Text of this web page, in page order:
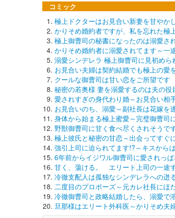
コミック
極上ドクターはお見合い新妻を甘やか
かりそめ婚約者ですが、私を忘れた極
極上御曹司の秘書になったのは溺愛さ
かりそめ婚約者に溺愛されてます～一
溺愛シンデレラ 極上御曹司に見初めら
お見合い夫婦は契約結婚でも極上の愛
クールな御曹司は甘い恋をご所望です
秘密の若奥様 妻を溺愛するのは夫の役
愛されすぎの身代わり婚～お見合い相
お見合いのち、溺愛～副社長は花嫁を
身体から始まる極上蜜愛～完璧御曹司
野獣御曹司に甘く食べ尽くされそうで
極上彼氏と秘密の甘恋～出会ってすぐ
強引上司に迫られてます!?～キスから
6年前からイジワル御曹司に愛されっ
甘く、蕩ける。 エリート上司の一途
冷徹支配人は孤独なシンデレラへの迸
二度目のプロポーズ～元カレ社長にほ
冷徹御曹司と政略結婚したら、溺愛で
旦那様はエリート外科医～かりそめ夫